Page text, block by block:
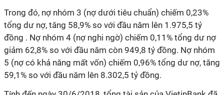
Trong đó, nợ nhóm 3 (nợ dưới tiêu chuẩn) chiếm 0,23%
tổng dư nợ, tăng 58,9% so với đầu năm lên 1.975,5 tỷ
đồng . Nợ nhóm 4 (nợ nghi ngờ) chiếm 0,11% tổng dư nợ
giảm 62,8% so với đầu năm còn 949,8 tỷ đồng. Nợ nhóm
5 (nợ có khả năng mất vốn) chiếm 0,96% tổng dư nợ, tăng
59,1% so với đầu năm lên 8.302,5 tỷ đồng.